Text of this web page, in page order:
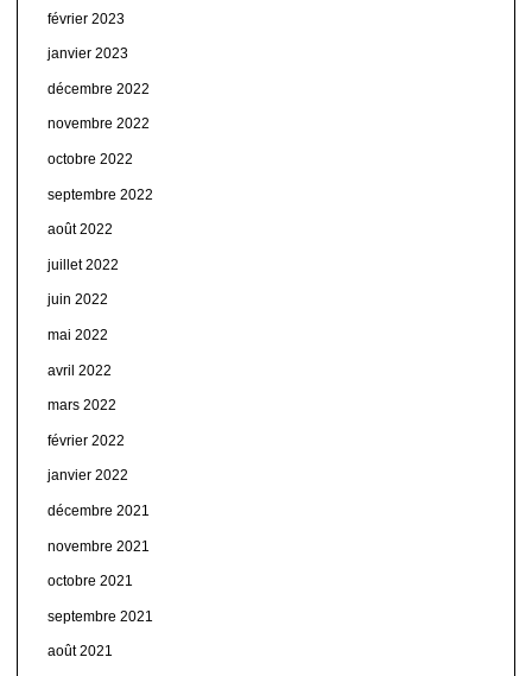
février 2023
janvier 2023
décembre 2022
novembre 2022
octobre 2022
septembre 2022
août 2022
juillet 2022
juin 2022
mai 2022
avril 2022
mars 2022
février 2022
janvier 2022
décembre 2021
novembre 2021
octobre 2021
septembre 2021
août 2021